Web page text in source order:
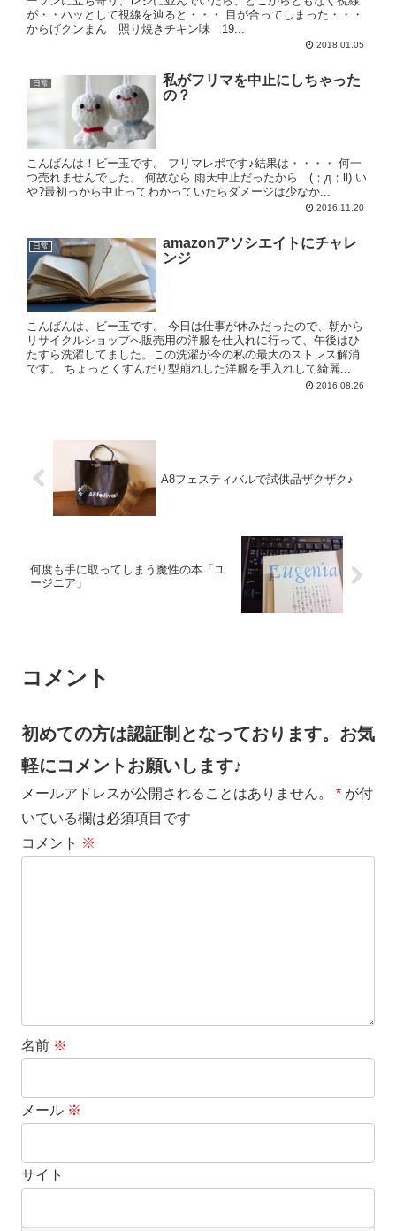
が・・ハッとして視線を辿ると・・・ 目が合ってしまった・・・
からげクンまん 照り焼きチキン味 19...
2018.01.05
日常
私がフリマを中止にしちゃった
の？
こんばんは！ビー玉です。 フリマレポです♪結果は・・・・ 何一
つ売れませんでした。 何故なら 雨天中止だったから (；д；ll) い
や?最初っから中止ってわかっていたらダメージは少なか...
2016.11.20
日常
amazonアソシエイトにチャレ
ンジ
こんばんは、ビー玉です。 今日は仕事が休みだったので、朝から
リサイクルショップへ販売用の洋服を仕入れに行って、午後はひ
たすら洗濯してました。この洗濯が今の私の最大のストレス解消
です。 ちょっとくすんだり型崩れした洋服を手入れして綺麗...
2016.08.26
A8フェスティバルで試供品ザクザク♪
何度も手に取ってしまう魔性の本「ユ
ージニア」
コメント
初めての方は認証制となっております。お気
軽にコメントお願いします♪
メールアドレスが公開されることはありません。 * が付
いている欄は必須項目です
コメント ※
名前 ※
メール ※
サイト